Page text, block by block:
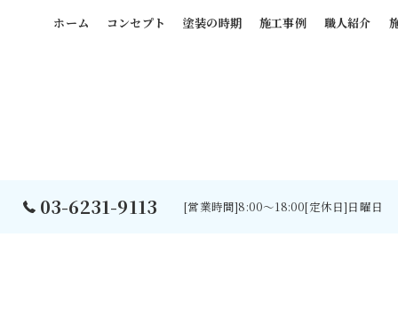
03-6231-9113 [営業時間]8:00～18:00[定休日]日曜日
ホーム コンセプト 塗装の時期 施工事例 職人紹介